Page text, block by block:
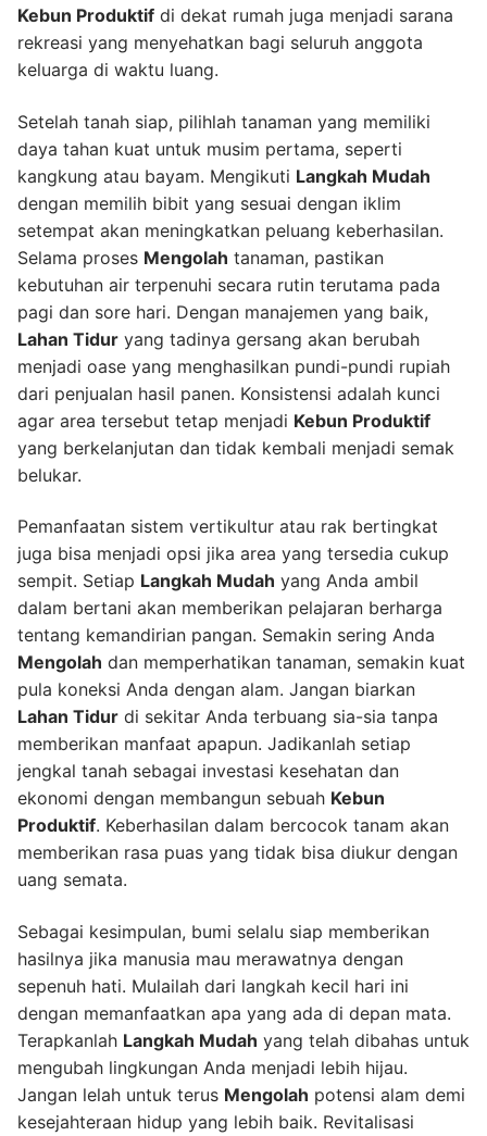
Kebun Produktif di dekat rumah juga menjadi sarana
rekreasi yang menyehatkan bagi seluruh anggota
keluarga di waktu luang.
Setelah tanah siap, pilihlah tanaman yang memiliki
daya tahan kuat untuk musim pertama, seperti
kangkung atau bayam. Mengikuti Langkah Mudah
dengan memilih bibit yang sesuai dengan iklim
setempat akan meningkatkan peluang keberhasilan.
Selama proses Mengolah tanaman, pastikan
kebutuhan air terpenuhi secara rutin terutama pada
pagi dan sore hari. Dengan manajemen yang baik,
Lahan Tidur yang tadinya gersang akan berubah
menjadi oase yang menghasilkan pundi-pundi rupiah
dari penjualan hasil panen. Konsistensi adalah kunci
agar area tersebut tetap menjadi Kebun Produktif
yang berkelanjutan dan tidak kembali menjadi semak
belukar.
Pemanfaatan sistem vertikultur atau rak bertingkat
juga bisa menjadi opsi jika area yang tersedia cukup
sempit. Setiap Langkah Mudah yang Anda ambil
dalam bertani akan memberikan pelajaran berharga
tentang kemandirian pangan. Semakin sering Anda
Mengolah dan memperhatikan tanaman, semakin kuat
pula koneksi Anda dengan alam. Jangan biarkan
Lahan Tidur di sekitar Anda terbuang sia-sia tanpa
memberikan manfaat apapun. Jadikanlah setiap
jengkal tanah sebagai investasi kesehatan dan
ekonomi dengan membangun sebuah Kebun
Produktif. Keberhasilan dalam bercocok tanam akan
memberikan rasa puas yang tidak bisa diukur dengan
uang semata.
Sebagai kesimpulan, bumi selalu siap memberikan
hasilnya jika manusia mau merawatnya dengan
sepenuh hati. Mulailah dari langkah kecil hari ini
dengan memanfaatkan apa yang ada di depan mata.
Terapkanlah Langkah Mudah yang telah dibahas untuk
mengubah lingkungan Anda menjadi lebih hijau.
Jangan lelah untuk terus Mengolah potensi alam demi
kesejahteraan hidup yang lebih baik. Revitalisasi